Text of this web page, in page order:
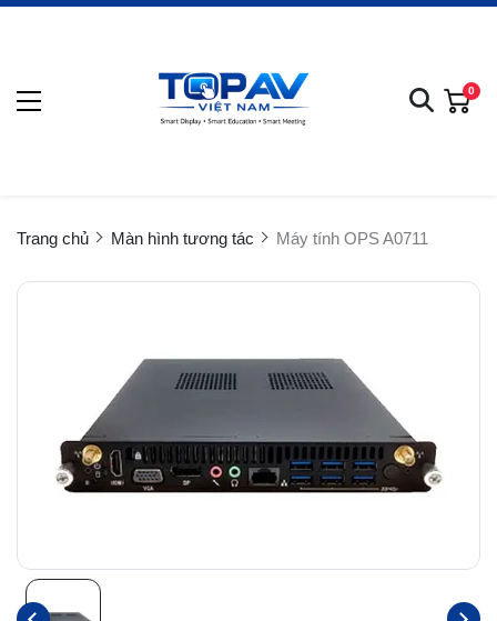
0
Trang chủ Màn hình tương tác Máy tính OPS A0711